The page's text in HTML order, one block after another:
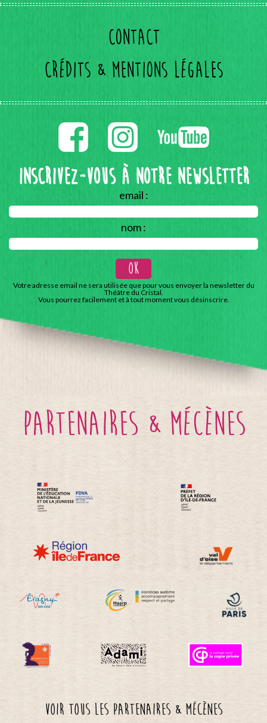
Contact
Crédits & mentions légales
Inscrivez-vous à notre Newsletter
email :
nom :
Votre adresse email ne sera utilisée que pour vous envoyer la newsletter du
Théâtre du Cristal.
Vous pourrez facilement et à tout moment vous désinscrire.
partenaires & mécènes
Voir tous les partenaires & mécènes